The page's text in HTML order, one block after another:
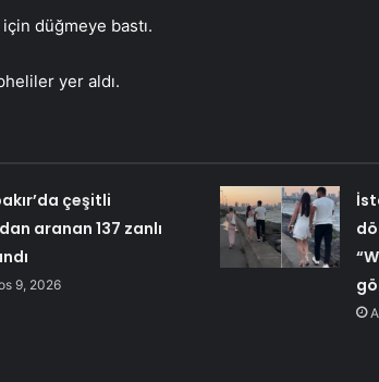
düğmeye bastı.
yer aldı.
çeşitli
aranan 137 zanlı
9, 2026